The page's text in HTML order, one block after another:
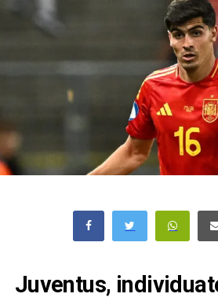
Juventus,